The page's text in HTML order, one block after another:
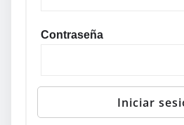
Contraseña